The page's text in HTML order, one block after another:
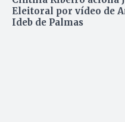
Eleitoral por vídeo de
Ideb de Palmas